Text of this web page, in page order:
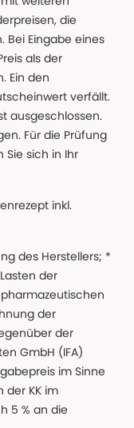
die
Bei Eingabe eines
als der
Ein den
verfällt.
ausgeschlossen.
Für die Prüfung
Sie sich in Ihr
inkl.
des Herstellers; *
der
der
der
GmbH (IFA)
im Sinne
der KK im
5 % an die